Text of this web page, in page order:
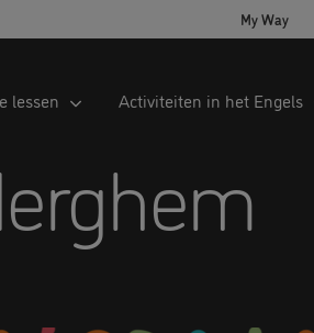
My Way
lessen Activiteiten in het Engels